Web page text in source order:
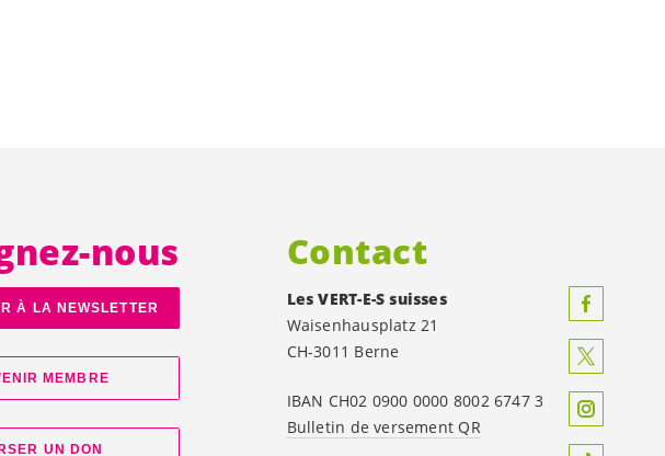
nous
À LA NEWSLETTER
MEMBRE
UN DON
Contact
LesVERT-E-S suisses
Waisenhausplatz 21
CH-3011 Berne
IBAN CH02 0900 0000 8002 6747 3
Bulletin de versement QR